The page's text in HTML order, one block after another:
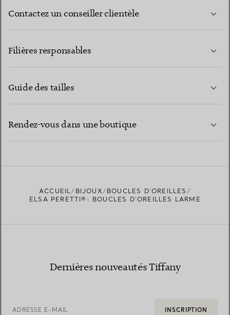
Contactez un conseiller clientèle
Filières responsables
Guide des tailles
Rendez-vous dans une boutique
TROUVEZ LA BOUTIQUE LA PLUS PROCHE
ACCUEIL BIJOUX
BOUCLES D’OREILLES
ELSA PERETTI®: BOUCLES D'OREILLES LARME
Dernières nouveautés Tiffany
ADRESSE E-MAIL INSCRIPTION